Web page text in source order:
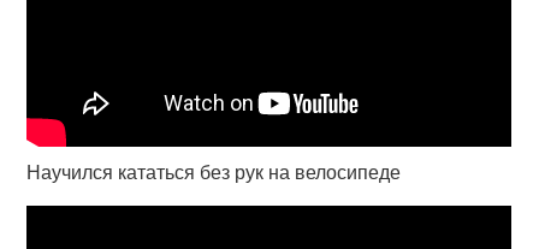
Научился кататься без рук на велосипеде